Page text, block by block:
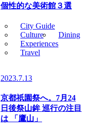
個性的な美術館３選
City Guide
Culture
Dining
Experiences
Travel
2023.7.13
京都祇園祭へ。7月24
日後祭山鉾 巡行の注目
は 「鷹山」